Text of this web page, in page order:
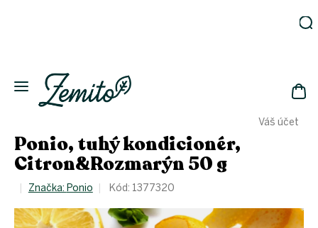
Váš účet
Eko
domácnost
Kosmetika
Eko
láhve
Akce
Zachraň
a ušetři
Ponio, tuhý kondicionér,
Citron&Rozmarýn 50 g
Značka: Ponio Kód: 1377320